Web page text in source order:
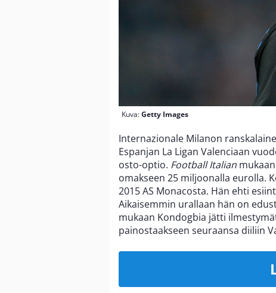
Kuva:Getty Images
Internazionale Milanon
Espanjan La Ligan Valenciaan
osto-optio. Football Italian
omakseen 25 miljoonalla eurolla.
2015 AS Monacosta. Hän ehti
Aikaisemmin urallaan hän on
mukaan Kondogbia jätti
painostaakseen seuraansa diiliin